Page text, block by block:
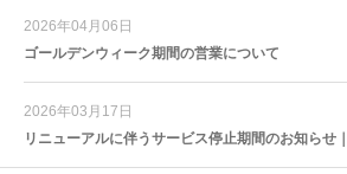
2026年04月06日
ゴールデンウィーク期間の営業について
2026年03月17日
リニューアルに伴うサービス停止期間のお知らせ